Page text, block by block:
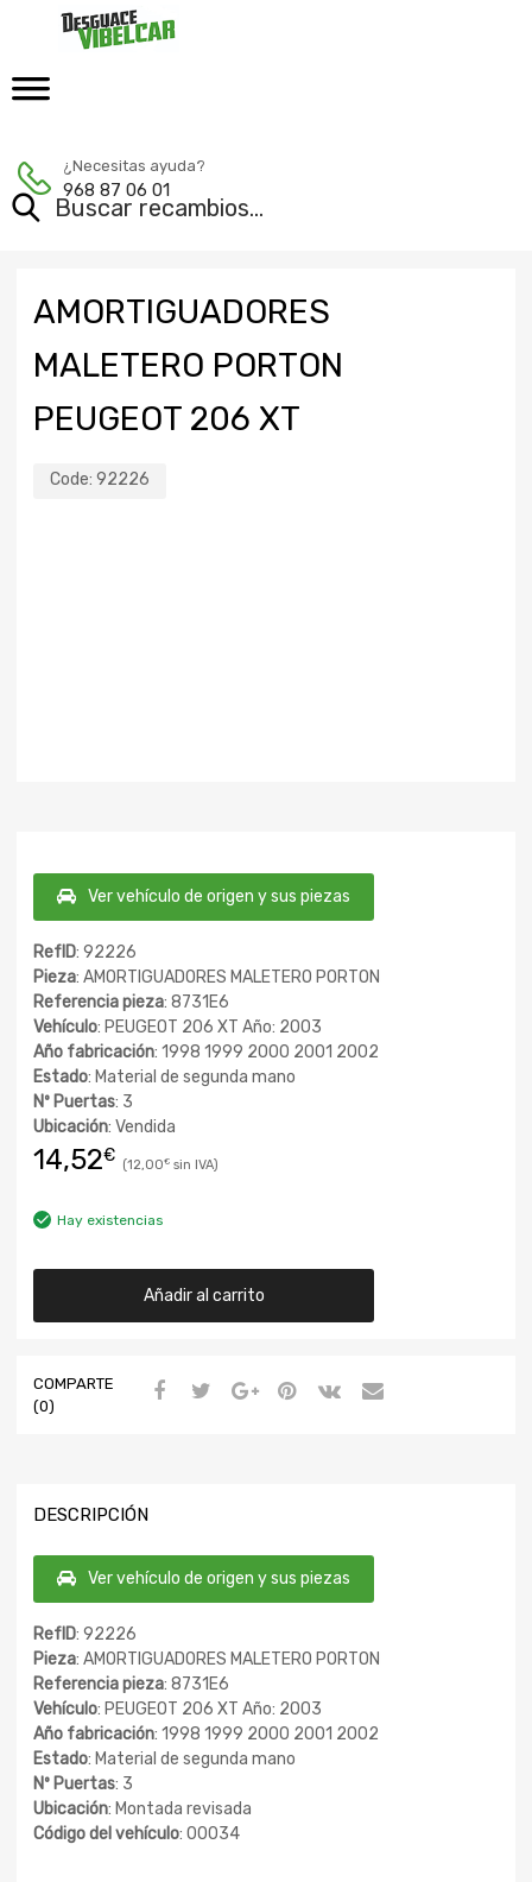
¿Necesitas ayuda?
968 87 06 01
AMORTIGUADORES
MALETERO PORTON
PEUGEOT 206 XT
Code: 92226
Ver vehículo de origen y sus piezas
RefID: 92226
Pieza: AMORTIGUADORES MALETERO PORTON
Referencia pieza: 8731E6
Vehículo: PEUGEOT 206 XT Año: 2003
Año fabricación: 1998 1999 2000 2001 2002
Estado: Material de segunda mano
Nº Puertas: 3
Ubicación: Vendida
14,52€ 12,00€
Hay existencias
Añadir al carrito
COMPARTE
(0)
DESCRIPCIÓN
Ver vehículo de origen y sus piezas
RefID: 92226
Pieza: AMORTIGUADORES MALETERO PORTON
Referencia pieza: 8731E6
Vehículo: PEUGEOT 206 XT Año: 2003
Año fabricación: 1998 1999 2000 2001 2002
Estado: Material de segunda mano
Nº Puertas: 3
Ubicación: Montada revisada
Código del vehículo: 00034